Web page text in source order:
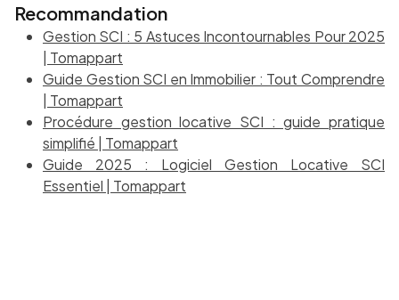
Recommandation
Gestion SCI : 5 Astuces Incontournables Pour 2025
| Tomappart
Guide Gestion SCI en Immobilier : Tout Comprendre
| Tomappart
Procédure gestion locative SCI : guide pratique
simplifié | Tomappart
Guide 2025 : Logiciel Gestion Locative SCI
Essentiel | Tomappart